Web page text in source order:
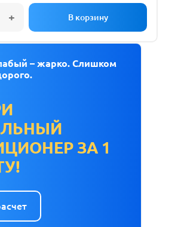
– жарко. Слишком
ЗА 1